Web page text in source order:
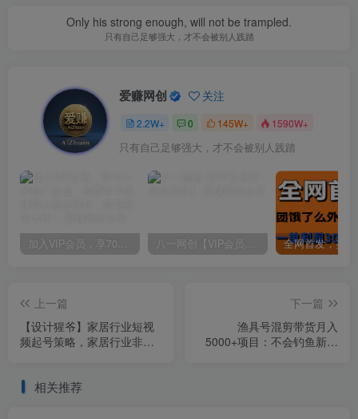
Only his strong enough, will not be trampled.
只有自己足够强大，才不会被别人践踏
爱赚网创 关注
2.2W+ 0 145W+ 1590W+
只有自己足够强大，才不会被别人践踏
加入VIP会员，享70%的推广提成，免费学习多种网上创业课程，菜鸟秒变大神！ 八一网创【VIP会员专属交流群】
上一篇
【设计猩爷】家居行业短视
频起号策略，家居行业非主
下一篇
渔具号混剪带货月入
5000+项目：不会钓鱼新手
相关推荐